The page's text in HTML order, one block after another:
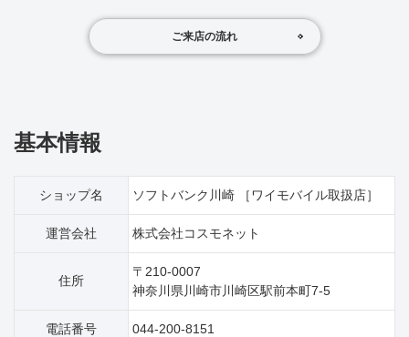
ご来店の流れ
基本情報
ショップ名 ソフトバンク川崎 ［ワイモバイル取扱店］
運営会社 株式会社コスモネット
住所
〒210-0007
神奈川県川崎市川崎区駅前本町7‐5
電話番号 044-200-8151